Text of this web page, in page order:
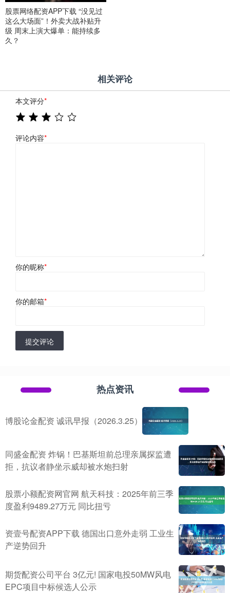
股票网络配资APP下载 “没见过
这么大场面”！外卖大战补贴升
级 周末上演大爆单：能持续多
久？
相关评论
本文评分*
评论内容*
你的昵称*
你的邮箱*
提交评论
热点资讯
博股论金配资 诚讯早报（2026.3.25）
同盛金配资 炸锅！巴基斯坦前总理亲属探监遭
拒，抗议者静坐示威却被水炮扫射
股票小额配资网官网 航天科技：2025年前三季
度盈利9489.27万元 同比扭亏
资壹号配资APP下载 德国出口意外走弱 工业生
产逆势回升
期货配资公司平台 3亿元! 国家电投50MW风电
EPC项目中标候选人公示